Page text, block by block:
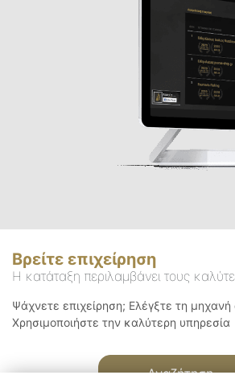
Βρείτε επιχείρηση
Η κατάταξη περιλαμβάνει τους
Ψάχνετε επιχείρηση; Ελέγξτε τη
Χρησιμοποιήστε την καλύτερη υπηρεσία